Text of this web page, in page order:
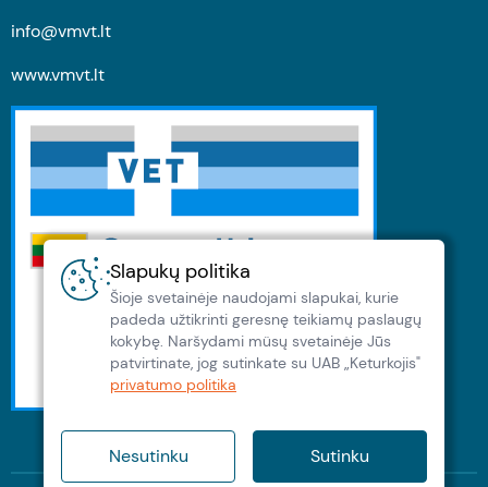
Slapukų politika
Šioje svetainėje naudojami slapukai, kurie
padeda užtikrinti geresnę teikiamų paslaugų
kokybę. Naršydami müsų svetainėje Jūs
patvirtinate, jog sutinkate su UAB „Keturkojis"
privatumo politika
Nesutinku Sutinku
info@vmvt.lt
www.vmvt.lt